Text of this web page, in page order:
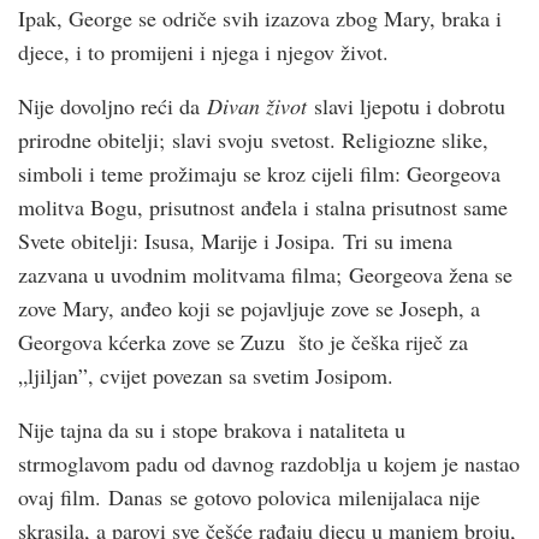
Ipak, George se odriče svih izazova zbog Mary, braka i
djece, i to promijeni i njega i njegov život.
Nije dovoljno reći da Divan životslavi ljepotu i dobrotu
prirodne obitelji; slavi svoju svetost. Religiozne slike,
simboli i teme prožimaju se kroz cijeli film: Georgeova
molitva Bogu, prisutnost anđela i stalna prisutnost same
Svete obitelji: Isusa, Marije i Josipa. Tri su imena
zazvana u uvodnim molitvama filma; Georgeova žena se
zove Mary, anđeo koji se pojavljuje zove se Joseph, a
Georgova kćerka zove se Zuzu što je češka riječ za
„ljiljan”, cvijet povezan sa svetim Josipom.
Nije tajna da su i stope brakova i nataliteta u
strmoglavom padu od davnog razdoblja u kojem je nastao
ovaj film. Danas se gotovo polovica milenijalaca nije
skrasila, a parovi sve češće rađaju djecu u manjem broju,